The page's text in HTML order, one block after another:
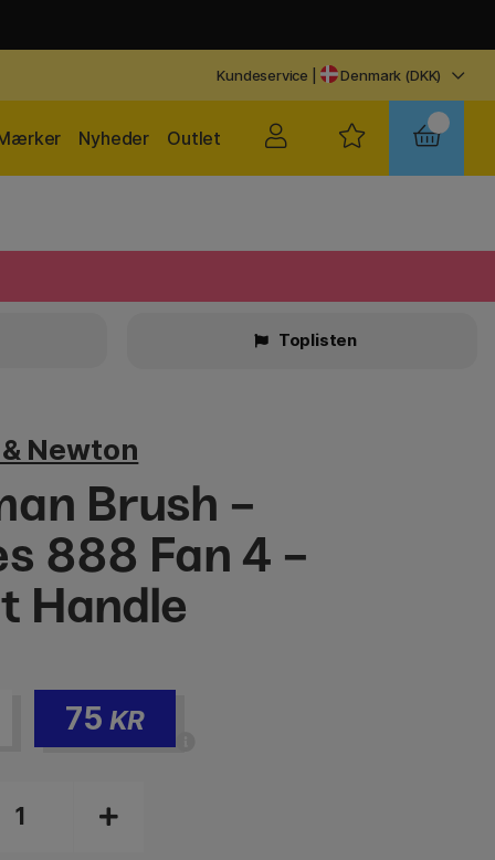
Kundeservice Denmark (DKK)
Outlet
Nyheder
Toplisten
Newton
Brush -
888 Fan 4 -
Handle
75 KR